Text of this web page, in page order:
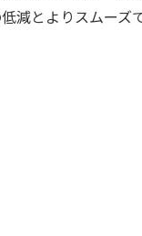
減とよりスムーズ